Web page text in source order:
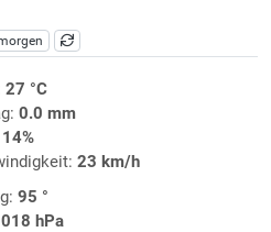
27 °C
0.0 mm
14%
23 km/h
95 °
hPa